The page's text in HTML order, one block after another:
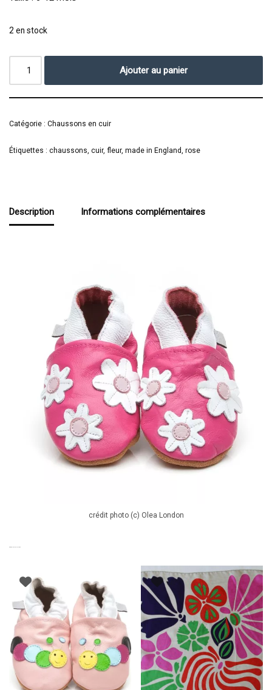
2 en stock
Ajouter au panier
Catégorie : Chaussons en cuir
Étiquettes : chaussons cuir, fleur, made in England rose
Description Informations complémentaires
crédit photo (c) Olea London